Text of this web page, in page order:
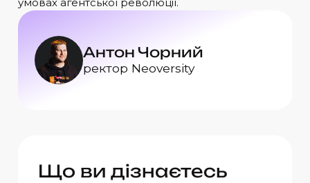
умовах агентської революції.
Антон Чорний
ректор Neoversity
Що ви дізнаєтесь